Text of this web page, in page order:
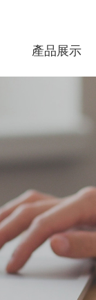
產品展示